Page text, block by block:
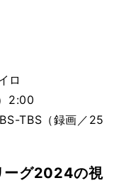
ロ
2:00
TBS（録画／25
ーグ2024の視